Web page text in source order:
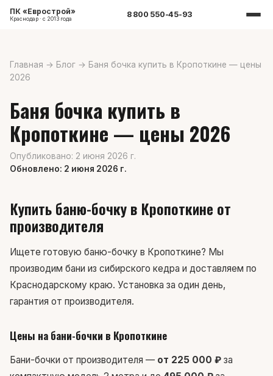
ПК «Еврострой»
Краснодар · с 2013 года 8 800 550-45-93
Главная → Блог → Баня бочка купить в Кропоткине — цены
2026
Баня бочка купить в
Кропоткине — цены 2026
Опубликовано: 2 июня 2026 г.
Обновлено: 2 июня 2026 г.
Купить баню-бочку в Кропоткине от
производителя
Ищете готовую баню-бочку в Кропоткине? Мы
производим бани из сибирского кедра и доставляем по
Краснодарскому краю. Установка за один день,
гарантия от производителя.
Цены на бани-бочки в Кропоткине
Бани-бочки от производителя — от 225 000 ₽ за